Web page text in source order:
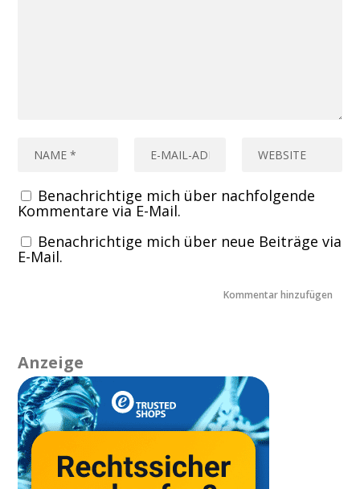
Benachrichtige mich über nachfolgende
Kommentare via E-Mail.
Benachrichtige mich über neue Beiträge via
E-Mail.
Anzeige